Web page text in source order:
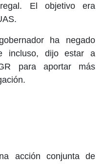
El objetivo era
ha negado
incluso, dijo estar a
para aportar más
acción conjunta de